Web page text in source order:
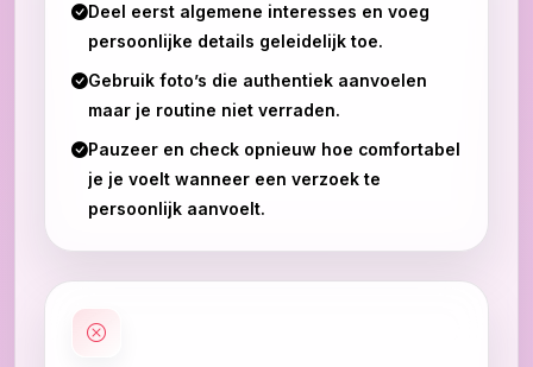
Deel eerst algemene interesses en voeg
persoonlijke details geleidelijk toe.
Gebruik foto’s die authentiek aanvoelen
maar je routine niet verraden.
Pauzeer en check opnieuw hoe comfortabel
je je voelt wanneer een verzoek te
persoonlijk aanvoelt.